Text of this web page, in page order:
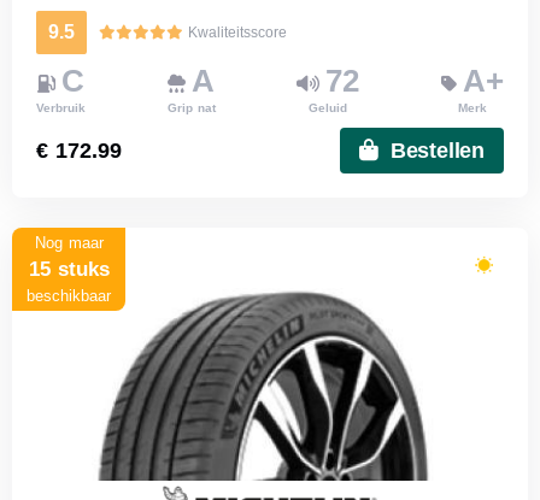
9.5 Kwaliteitsscore
C
Verbruik
A
Grip nat
72
Geluid
A+
Merk
€ 172.99 Bestellen
Nog maar
15 stuks
beschikbaar